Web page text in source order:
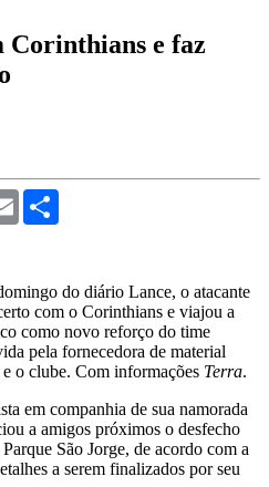
Corinthians e faz
Email
do diário Lance, o atacante
com o Corinthians e viajou a
como novo reforço do time
pela fornecedora de material
o clube. Com informações Terra.
em companhia de sua namorada
a amigos próximos o desfecho
São Jorge, de acordo com a
a serem finalizados por seu